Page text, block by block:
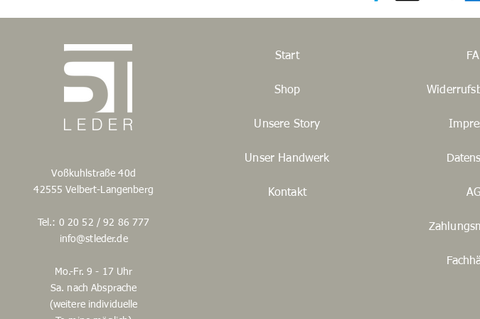
Voßkuhlstraße 40d
42555 Velbert-Langenberg
Tel.: 0 20 52 / 92 86 777
info@stleder.de
Mo.-Fr. 9 - 17 Uhr
Sa. nach Absprache
(weitere individuelle
Start
Shop
Unsere Story
Unser Handwerk
Kontakt